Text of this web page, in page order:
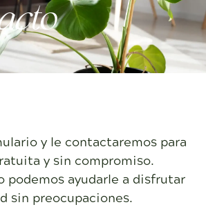
y le contactaremos para
y sin compromiso.
podemos ayudarle a disfrutar
sin preocupaciones.